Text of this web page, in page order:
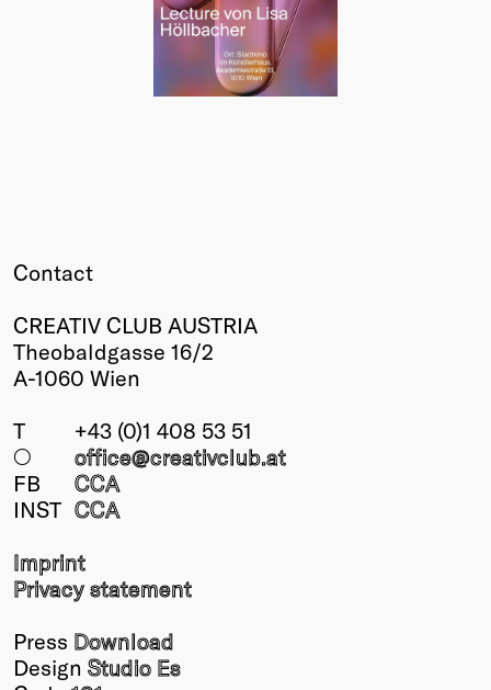
Contact
CREATIV CLUB AUSTRIA
Theobaldgasse 16/2
A-1060 Wien
T
+43 (0)1 408 53 51
○
office@creativclub.at
FB
CCA
INST CCA
Imprint
Privacy statement
Press Download
Design Studio Es